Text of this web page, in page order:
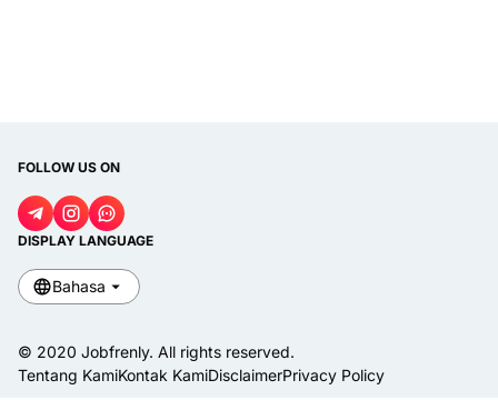
FOLLOW US ON
DISPLAY LANGUAGE
Bahasa
© 2020 Jobfrenly. All rights reserved.
Tentang KamiKontak KamiDisclaimerPrivacy Policy